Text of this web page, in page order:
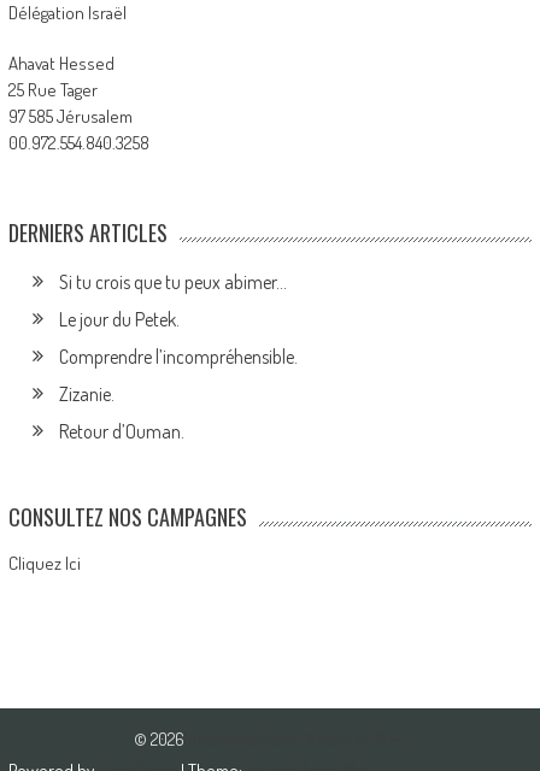
Délégation Israël
Ahavat Hessed
25 Rue Tager
97 585 Jérusalem
00.972.554.840.3258
DERNIERS ARTICLES
Si tu crois que tu peux abimer…
Le jour du Petek.
Comprendre l’incompréhensible.
Zizanie.
Retour d’Ouman.
CONSULTEZ NOS CAMPAGNES
Cliquez Ici
© 2026